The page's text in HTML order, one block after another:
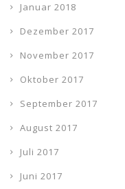
Januar 2018
Dezember 2017
November 2017
Oktober 2017
September 2017
August 2017
Juli 2017
Juni 2017